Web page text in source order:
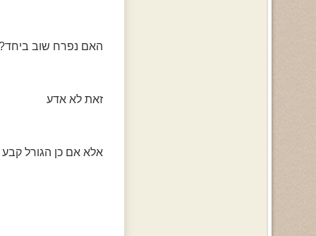
האם נפרח שוב
זאת לא אדע
אלא אם כן הגורל קבע